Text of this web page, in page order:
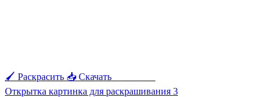
🖌 Раскрасить 📥 Скачать
Открытка картинка для раскрашивания 3